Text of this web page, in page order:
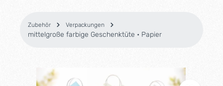
Zubehör Verpackungen
mittelgroße farbige Geschenktüte • Papier
Bildergalerie überspringen